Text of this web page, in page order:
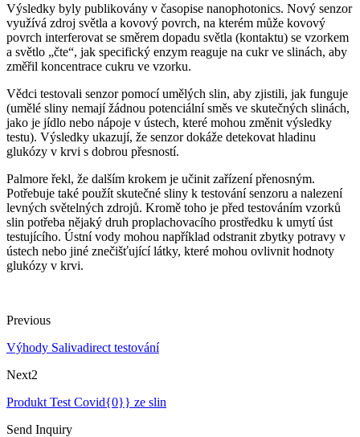
Výsledky byly publikovány v časopise nanophotonics. Nový senzor
využívá zdroj světla a kovový povrch, na kterém může kovový
povrch interferovat se směrem dopadu světla (kontaktu) se vzorkem
a světlo „čte“, jak specifický enzym reaguje na cukr ve slinách, aby
změřil koncentrace cukru ve vzorku.
Vědci testovali senzor pomocí umělých slin, aby zjistili, jak funguje
(umělé sliny nemají žádnou potenciální směs ve skutečných slinách,
jako je jídlo nebo nápoje v ústech, které mohou změnit výsledky
testu). Výsledky ukazují, že senzor dokáže detekovat hladinu
glukózy v krvi s dobrou přesností.
Palmore řekl, že dalším krokem je učinit zařízení přenosným.
Potřebuje také použít skutečné sliny k testování senzoru a nalezení
levných světelných zdrojů. Kromě toho je před testováním vzorků
slin potřeba nějaký druh proplachovacího prostředku k umytí úst
testujícího. Ústní vody mohou například odstranit zbytky potravy v
ústech nebo jiné znečišťující látky, které mohou ovlivnit hodnoty
glukózy v krvi.
Previous
Výhody Salivadirect testování
Next2
Produkt Test Covid{0}} ze slin
Send Inquiry